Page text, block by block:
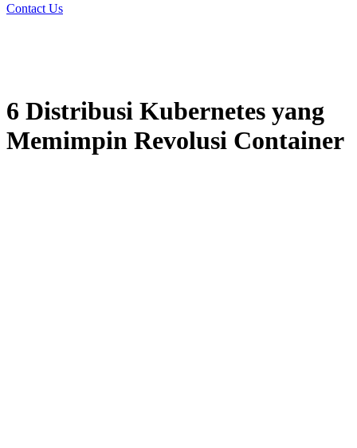
Contact Us
6 Distribusi Kubernetes yang
Memimpin Revolusi Container